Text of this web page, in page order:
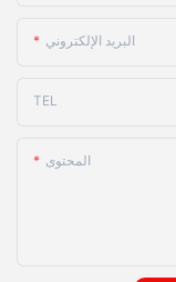
البريد الإلكتروني
TEL
المحتوى